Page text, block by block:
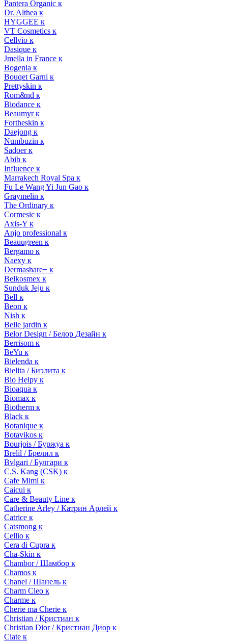
Pantera Organic к
Dr. Althea к
HYGGEE к
VT Cosmetics к
Cellvio к
Dasique к
Jmella in France к
Bogenia к
Bouqet Garni к
Prettyskin к
Rom&nd к
Biodance к
Beaumyr к
Fortheskin к
Daejong к
Numbuzin к
Sadoer к
Abib к
Influence к
Marrakech Royal Spa к
Fu Le Wang Yi Jun Gao к
Graymelin к
The Ordinary к
Cormesic к
Axis-Y к
Anjo professional к
Beauugreen к
Bergamo к
Naexy к
Dermashare+ к
Belkosmex к
Sunduk Jeju к
Bell к
Beon к
Nish к
Belle jardin к
Belor Design / Белор Дезайн к
Berrisom к
BeYu к
Bielenda к
Bielita / Биэлита к
Bio Helpy к
Bioaqua к
Biomax к
Biotherm к
Black к
Botanique к
Botavikos к
Bourjois / Буржуа к
Brelil / Брелил к
Bvlgari / Булгари к
C.S. Kang (CSK) к
Cafe Mimi к
Caicui к
Care & Beauty Line к
Catherine Arley / Катрин Арлей к
Catrice к
Catsmong к
Cellio к
Cera di Cupra к
Cha-Skin к
Chambor / Шамбор к
Chamos к
Chanel / Шанель к
Charm Cleo к
Charme к
Cherie ma Cherie к
Christian / Кристиан к
Christian Dior / Кристиан Диор к
Ciate к